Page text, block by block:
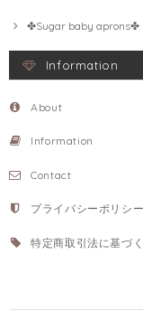
✤Sugar baby aprons✤
Information
About
Information
Contact
プライバシーポリシー
特定商取引法に基づ